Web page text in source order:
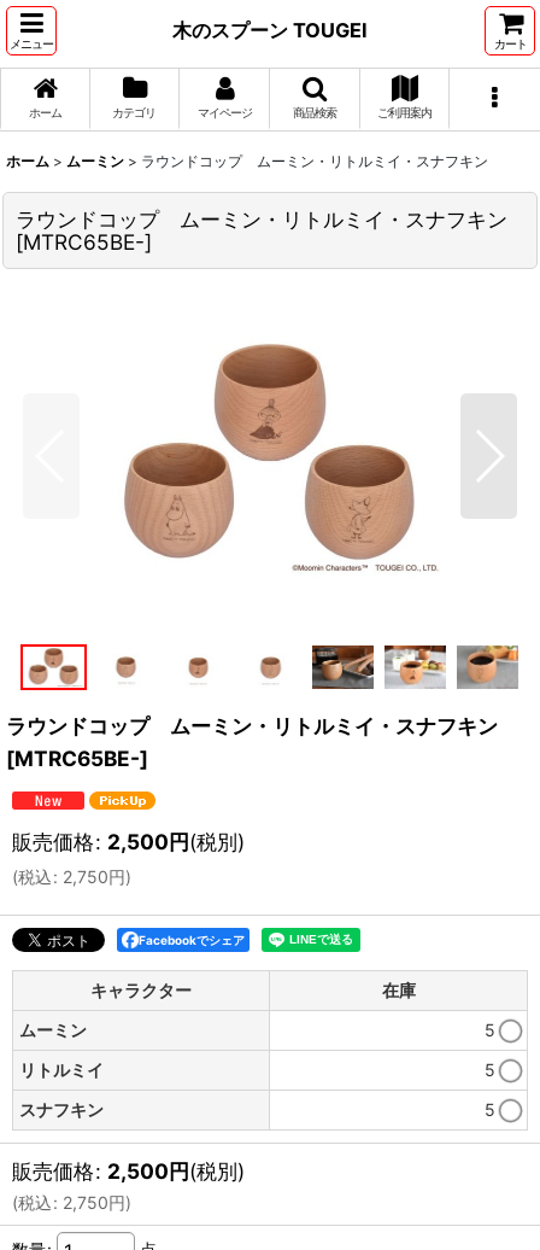
メニュー
木のスプーン TOUGEI
カート
ホーム カテゴリ マイページ 商品検索 ご利用案内
ホーム > ムーミン > ラウンドコップ ムーミン・リトルミイ・スナフキン
ラウンドコップ ムーミン・リトルミイ・スナフキン
[MTRC65BE-]
ラウンドコップ ムーミン・リトルミイ・スナフキン
[MTRC65BE-]
販売価格: 2,500円(税別)
(税込: 2,750円)
Facebookでシェア
キャラクター
在庫
ムーミン
5
リトルミイ
5
スナフキン
5
販売価格: 2,500円(税別)
(税込: 2,750円)